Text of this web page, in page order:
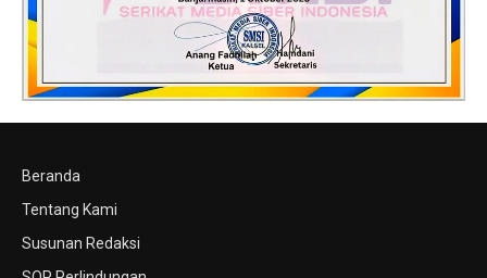
Beranda
Tentang Kami
Susunan Redaksi